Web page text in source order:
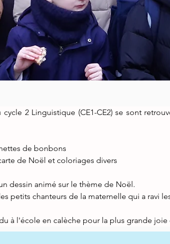
2 Linguistique (CE1-CE2) se sont
de bonbons
de Noël et coloriages divers
dessin animé sur le thème de Noël.
petits chanteurs de la maternelle qui a ravi
à l'école en calèche pour la plus grande joie